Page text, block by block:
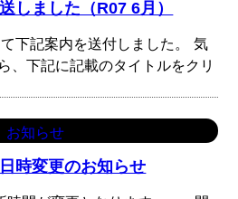
しました（R07 6月）
下記案内を送付しました。 気
、下記に記載のタイトルをクリ
お知らせ
時変更のお知らせ